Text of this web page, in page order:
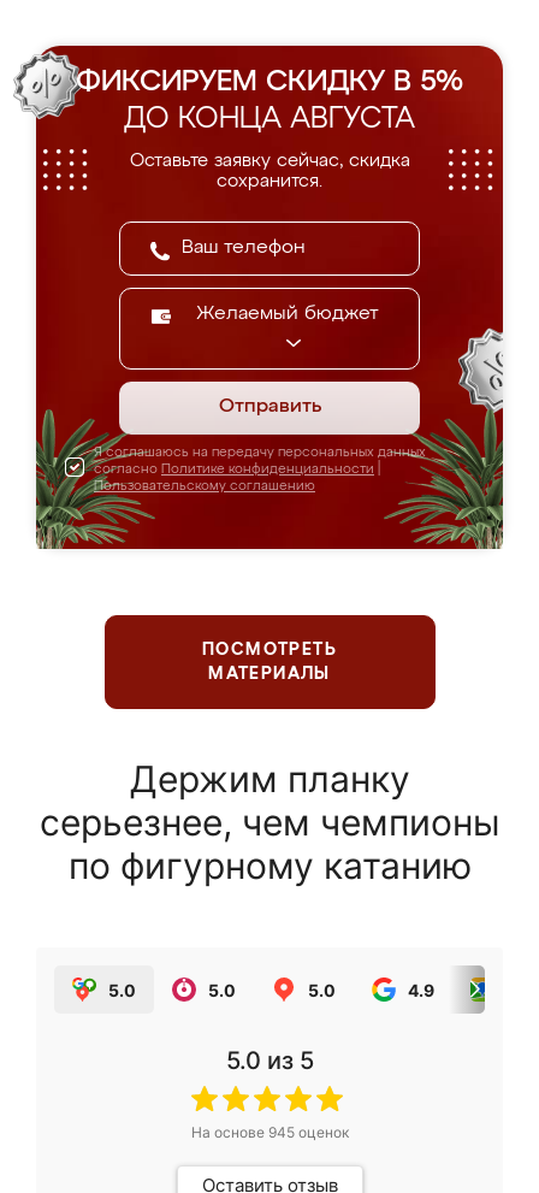
ФИКСИРУЕМ СКИДКУ В 5%
ДО КОНЦА АВГУСТА
Оставьте заявку сейчас, скидка
сохранится.
Желаемый бюджет
Отправить
Я соглашаюсь на передачу персональных данных
согласно Политике конфиденциальности
Пользовательскому соглашению
ПОСМОТРЕТЬ
МАТЕРИАЛЫ
Держим планку
серьезнее, чем чемпионы
по фигурному катанию
5.0 5.0 5.0 4.9
5.0 из 5
На основе 945оценок
Оставить отзыв